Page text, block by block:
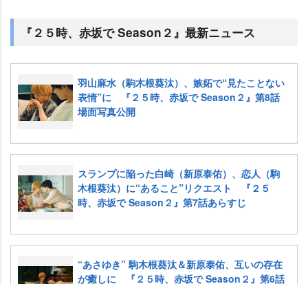
『２５時、赤坂で Season２』最新ニュース
羽山麻水（駒木根葵汰）、嫉妬で“見たことない
表情”に 『２５時、赤坂で Season２』第8話
場面写真公開
スランプに陥った白崎（新原泰佑）、恋人（駒
木根葵汰）に“あること”リクエスト 『２５
時、赤坂で Season２』第7話あらすじ
“あさゆき” 駒木根葵汰＆新原泰佑、互いの存在
が癒しに 『２５時、赤坂で Season２』第6話